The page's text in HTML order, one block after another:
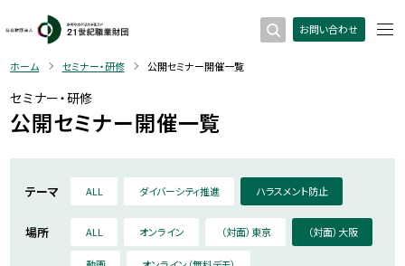
お問い合わせ
ホーム セミナー・研修 公開セミナー開催一覧
セミナー・研修
公開セミナー開催一覧
テーマ ALL ダイバーシティ推進 ハラスメント防止
場所 ALL オンライン （対面）東京 （対面）大阪